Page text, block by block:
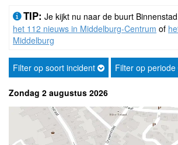
TIP: Je kijkt nu naar de buurt
het 112 nieuws in Middelburg-Centrum of
Middelburg
Filter op soort incident Filter op periode
Zondag 2 augustus 2026